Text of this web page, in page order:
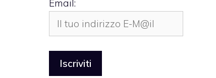
Email: